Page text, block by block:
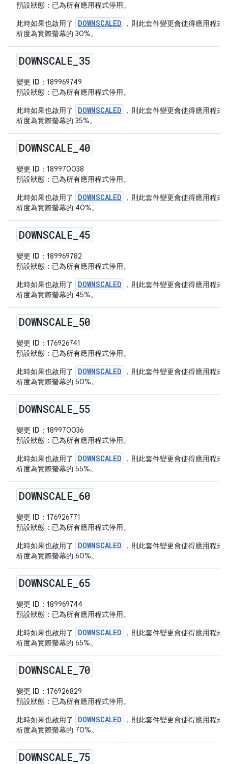
預設狀態 ：已為所有應用程式停用。
此時如果也啟用了
DOWNSCALED
，則此套件變更會使得應用程
析度為實際螢幕的 30%。
DOWNSCALE 35
變更 ID： 189969749
預設狀態 ：已為所有應用程式停用。
此時如果也啟用了
DOWNSCALED
，則此套件變更會使得應用程
析度為實際螢幕的 35%。
DOWNSCALE 40
變更 ID： 189970038
預設狀態 ：已為所有應用程式停用。
此時如果也啟用了
DOWNSCALED
，則此套件變更會使得應用程
析度為實際螢幕的 40%。
DOWNSCALE 45
變更 ID： 189969782
預設狀態 ：已為所有應用程式停用。
此時如果也啟用了
DOWNSCALED
，則此套件變更會使得應用程
析度為實際螢幕的 45%。
DOWNSCALE 50
變更 ID： 176926741
預設狀態 ：已為所有應用程式停用。
此時如果也啟用了
DOWNSCALED
，則此套件變更會使得應用程
析度為實際螢幕的 50%。
DOWNSCALE 55
變更 ID： 189970036
預設狀態 ：已為所有應用程式停用。
此時如果也啟用了
DOWNSCALED
，則此套件變更會使得應用程
析度為實際螢幕的 55%。
DOWNSCALE 60
變更 ID： 176926771
預設狀態 ：已為所有應用程式停用。
此時如果也啟用了
DOWNSCALED
，則此套件變更會使得應用程
析度為實際螢幕的 60%。
DOWNSCALE 65
變更 ID： 189969744
預設狀態 ：已為所有應用程式停用。
此時如果也啟用了
DOWNSCALED
，則此套件變更會使得應用程
析度為實際螢幕的 65%。
DOWNSCALE 70
變更 ID： 176926829
預設狀態 ：已為所有應用程式停用。
此時如果也啟用了
DOWNSCALED
，則此套件變更會使得應用程
析度為實際螢幕的 70%。
DOWNSCALE 75